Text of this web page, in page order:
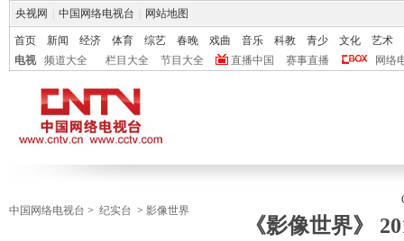
央视网 中国网络电视台 网站地图
首页 新闻 经济 体育 综艺 春晚 戏曲 音乐 科教 青少 文化
艺术
电视
频道大全 栏目大全 节目大全 直播中国 赛事直播 网络
中国网络电视台 > 纪实台 > 影像世界
《影像世界》